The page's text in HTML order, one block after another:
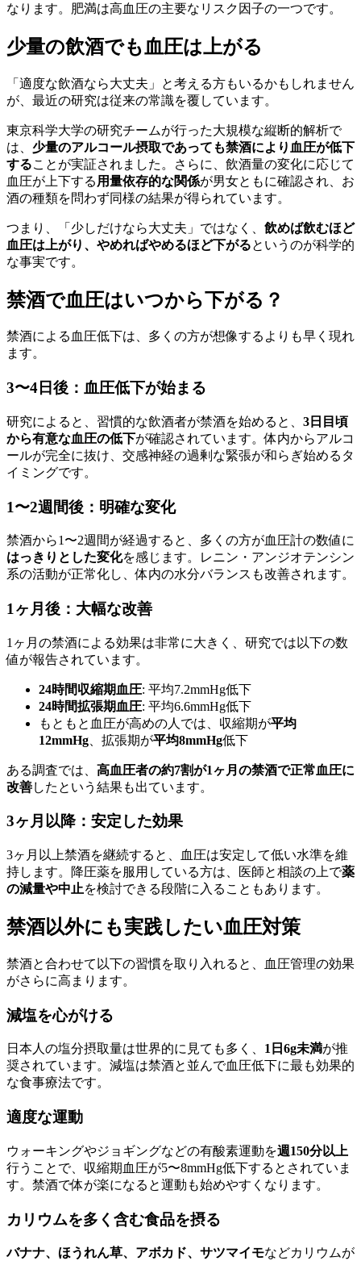
なります。肥満は高血圧の主要なリスク因子の一つです。
少量の飲酒でも血圧は上がる
「適度な飲酒なら大丈夫」と考える方もいるかもしれません
が、最近の研究は従来の常識を覆しています。
東京科学大学の研究チームが行った大規模な縦断的解析で
は、 少量のアルコール摂取であっても禁酒により血圧が低下
することが実証されました。さらに、飲酒量の変化に応じて
血圧が上下する 用量依存的な関係が男女ともに確認され、お
酒の種類を問わず同様の結果が得られています。
つまり、「少しだけなら大丈夫」ではなく、 飲めば飲むほど
血圧は上がり、やめればやめるほど下がるというのが科学的
な事実です。
禁酒で血圧はいつから下がる？
禁酒による血圧低下は、多くの方が想像するよりも早く現れ
ます。
3〜4日後：血圧低下が始まる
研究によると、習慣的な飲酒者が禁酒を始めると、 3日目頃
から有意な血圧の低下が確認されています。体内からアルコ
ールが完全に抜け、交感神経の過剰な緊張が和らぎ始めるタ
イミングです。
1〜2週間後：明確な変化
禁酒から1〜2週間が経過すると、多くの方が血圧計の数値に
はっきりとした変化を感じます。レニン・アンジオテンシン
系の活動が正常化し、体内の水分バランスも改善されます。
1ヶ月後：大幅な改善
1ヶ月の禁酒による効果は非常に大きく、研究では以下の数
値が報告されています。
24時間収縮期血圧: 平均7.2mmHg低下
24時間拡張期血圧: 平均6.6mmHg低下
もともと血圧が高めの人では、収縮期が平均
12mmHg 、拡張期が平均8mmHg低下
ある調査では、 高血圧者の約7割が1ヶ月の禁酒で正常血圧に
改善したという結果も出ています。
3ヶ月以降：安定した効果
3ヶ月以上禁酒を継続すると、血圧は安定して低い水準を維
持します。降圧薬を服用している方は、医師と相談の上で薬
の減量や中止を検討できる段階に入ることもあります。
禁酒以外にも実践したい血圧対策
禁酒と合わせて以下の習慣を取り入れると、血圧管理の効果
がさらに高まります。
減塩を心がける
日本人の塩分摂取量は世界的に見ても多く、 1日6g未満が推
奨されています。減塩は禁酒と並んで血圧低下に最も効果的
な食事療法です。
適度な運動
ウォーキングやジョギングなどの有酸素運動を週150分以上
行うことで、収縮期血圧が5〜8mmHg低下するとされていま
す。禁酒で体が楽になると運動も始めやすくなります。
カリウムを多く含む食品を摂る
バナナ、ほうれん草、アボカド、サツマイモなどカリウムが